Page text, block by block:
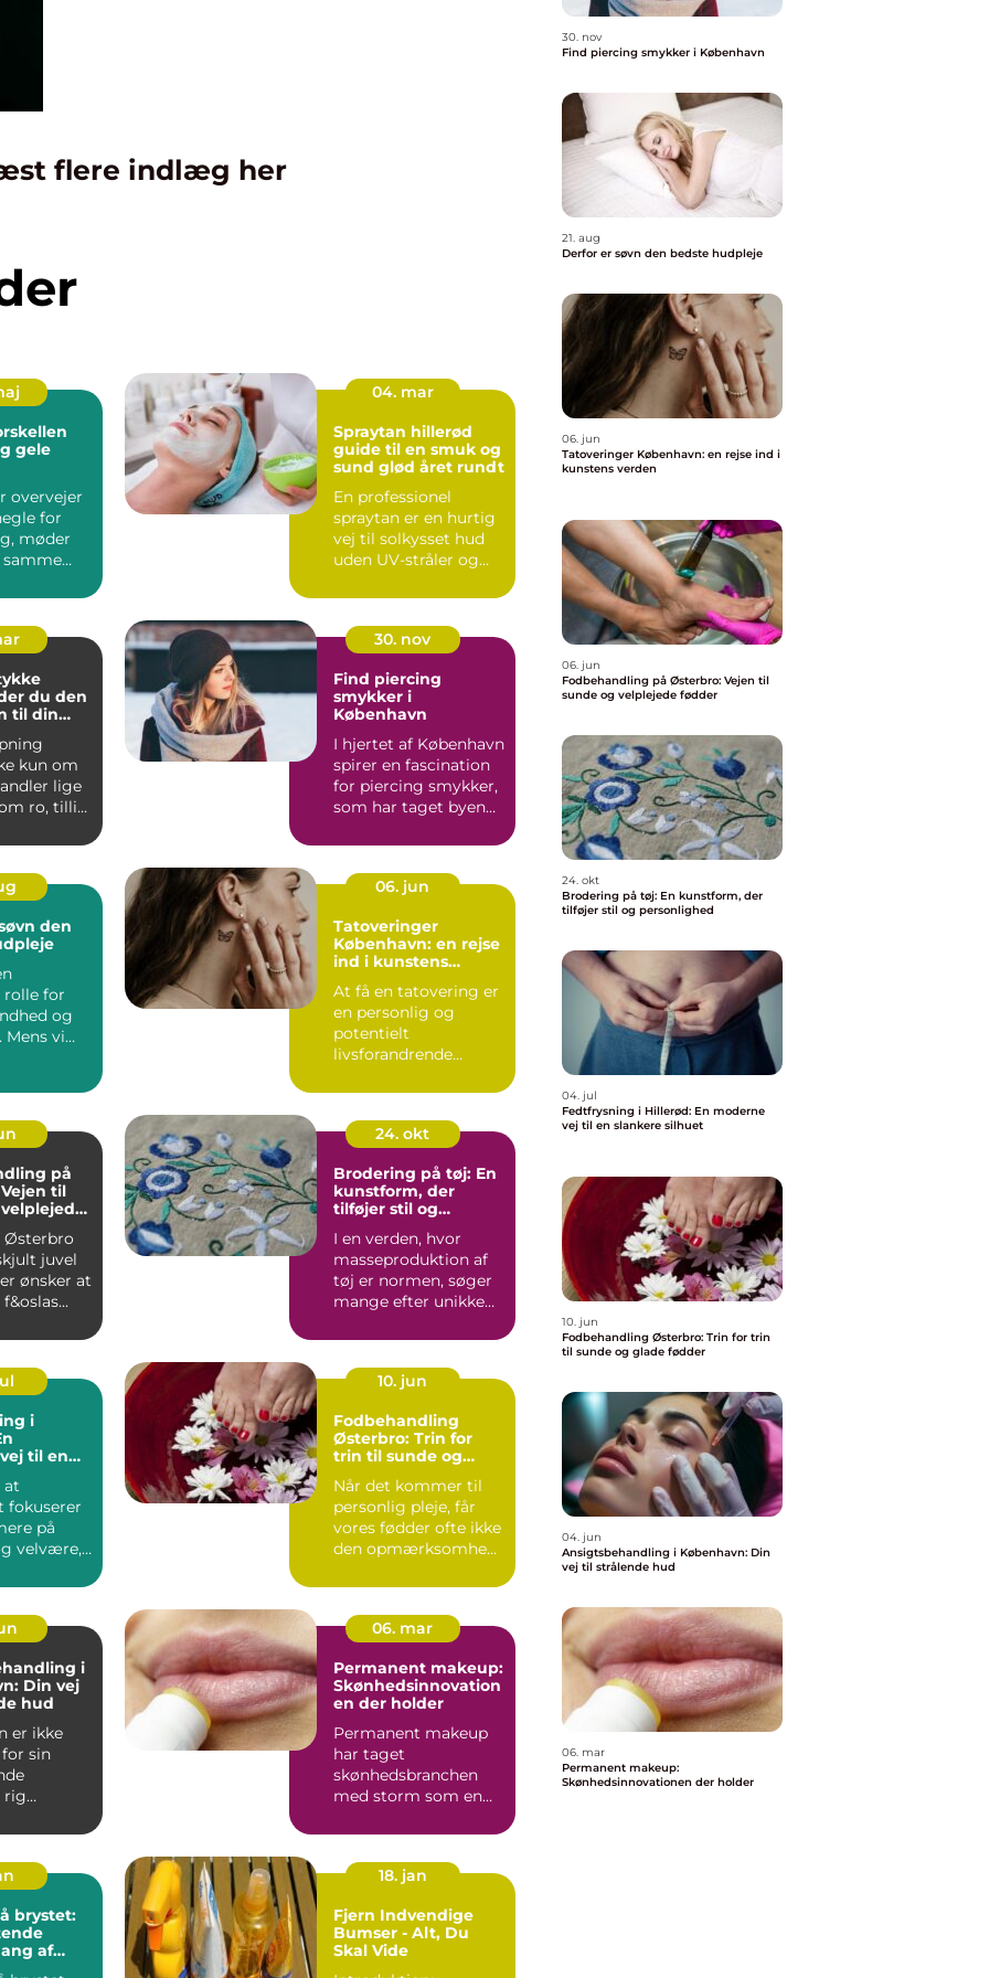
flere indlæg her
gele
overvejer
for
møder
04. mar
Spraytan hillerød
guide til en smuk og
sund glød året rundt
En professionel
spraytan er en hurtig
vej til solkysset hud
uden UV-stråler og
solen...
du den
til din
kun om
lige
ro, tillid
30. nov
Find piercing
smykker i
København
I hjertet af København
spirer en fascination
for piercing smykker,
som har taget byen
den
rolle for
og
Mens vi
06. jun
Tatoveringer
København: en rejse
ind i kunstens
At få en tatovering er
en personlig og
potentielt
livsforandrende
Dan...
på
til
Østerbro
juvel
ønsker at
24. okt
Brodering på tøj: En
kunstform, der
tilføjer stil og
I en verden, hvor
masseproduktion af
tøj er normen, søger
mange efter unikke
i
til en
at
fokuserer
på
velvære,
10. jun
Fodbehandling
Østerbro: Trin for
trin til sunde og
Når det kommer til
personlig pleje, får
vores fødder ofte ikke
den opmærksomhed,
i
Din vej
hud
er ikke
sin
rig
kanaler,
06. mar
Permanent makeup:
Skønhedsinnovation
en der holder
Permanent makeup
har taget
skønhedsbranchen
med storm som en
måde at forbedre og
un...
brystet:
af
18. jan
Fjern Indvendige
Bumser - Alt, Du
Skal Vide
30. nov
Find piercing smykker i København
21. aug
Derfor er søvn den bedste hudpleje
06. jun
Tatoveringer København: en rejse ind i
kunstens verden
06. jun
Fodbehandling på Østerbro: Vejen til
sunde og velplejede fødder
24. okt
Brodering på tøj: En kunstform, der
tilføjer stil og personlighed
04. jul
Fedtfrysning i Hillerød: En moderne
vej til en slankere silhuet
10. jun
Fodbehandling Østerbro: Trin for trin
til sunde og glade fødder
04. jun
Ansigtsbehandling i København: Din
vej til strålende hud
06. mar
Permanent makeup:
Skønhedsinnovationen der holder